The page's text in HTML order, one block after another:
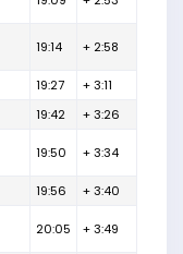
19:14 + 2:58
19:27
+ 3:11
19:42 + 3:26
19:50 + 3:34
19:56 + 3:40
20:05 + 3:49